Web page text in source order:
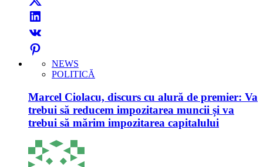
NEWS
POLITICĂ
Marcel Ciolacu, discurs cu alură de premier: Va
trebui să reducem impozitarea muncii și va
trebui să mărim impozitarea capitalului